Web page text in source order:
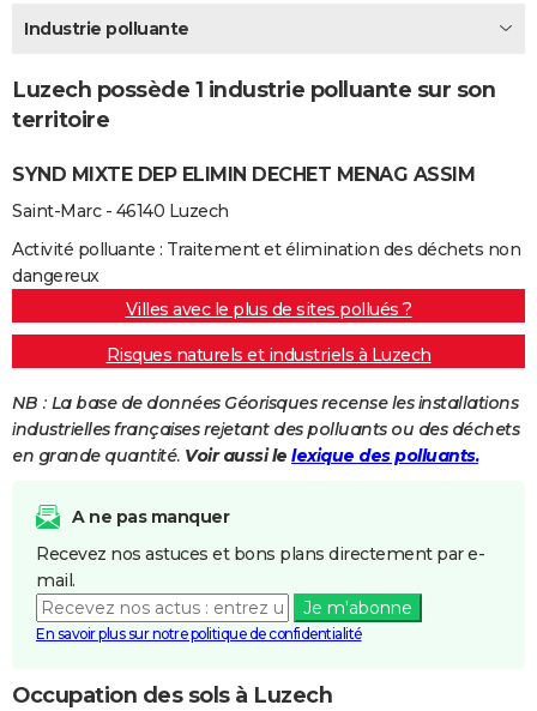
Destinations
City break
Voyage nature
Voyage de noces
Forum
Climat
+PHOTO
GUIDES D'ACHAT
BONS PLANS
CARTE DE VOEUX
Carte de Noël
Carte Bonne année
Carte Saint-Valentin
Carte Pâques
Carte d'anniversaire
DICTIONNAIRE
Dictionnaire
Biographies
Citations
Expressions
Proverbes
PROGRAMME TV
COPAINS D'AVANT
Service militaire
Avis de recherche
AVIS DE DÉCÈS
Bricolage
Lifestyle
Culture
Sport
Auto
Television
Voyage
Cinema
Industrie polluante
Luzech possède 1 industrie polluante sur son
territoire
SYND MIXTE DEP ELIMIN DECHET MENAG ASSIM
Saint-Marc - 46140 Luzech
Activité polluante : Traitement et élimination des déchets non
dangereux
Villes avec le plus de sites pollués ?
Risques naturels et industriels à Luzech
NB : La base de données Géorisques recense les installations
industrielles françaises rejetant des polluants ou des déchets
en grande quantité. Voir aussi le lexique des polluants.
A ne pas manquer
Recevez nos astuces et bons plans directement par e-
mail.
Je m'abonne
En savoir plus sur notre politique de confidentialité
Occupation des sols à Luzech